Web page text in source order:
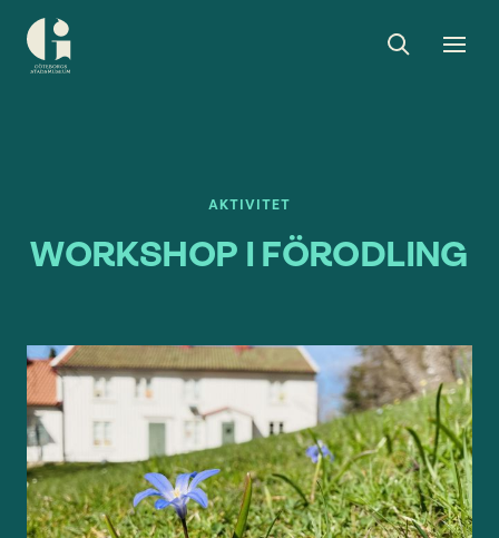
Göteborgs
Toggle
AKTIVITET
WORKSHOP I FÖRODLING